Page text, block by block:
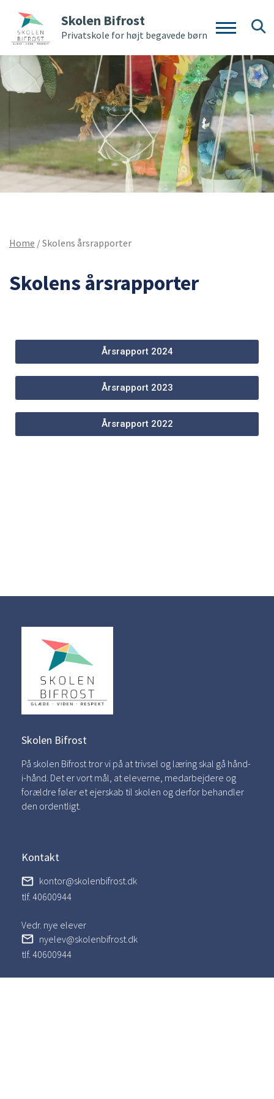
Skolen Bifrost
Privatskole for højt begavede børn
Home /Skolens årsrapporter
Skolens årsrapporter
Årsrapport 2024
Årsrapport 2023
Årsrapport 2022
Skolen Bifrost
På skolen Bifrost tror vi på at trivsel og læring skal gå hånd-
i-hånd. Det er vort mål, at eleverne, medarbejdere og
forældre føler et ejerskab til skolen og derfor behandler
den ordentligt.
Kontakt
kontor@skolenbifrost.dk
tlf. 40600944
Vedr. nye elever
nyelev@skolenbifrost.dk
tlf. 40600944